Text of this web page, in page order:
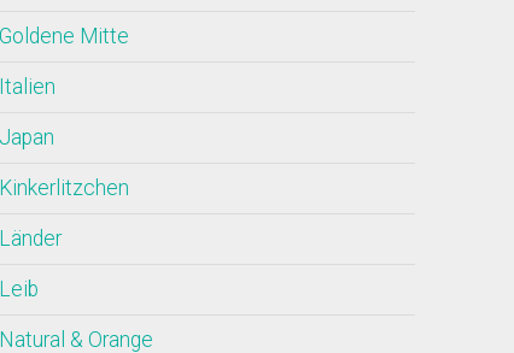
Goldene Mitte
Italien
Japan
Kinkerlitzchen
Länder
Leib
Natural & Orange